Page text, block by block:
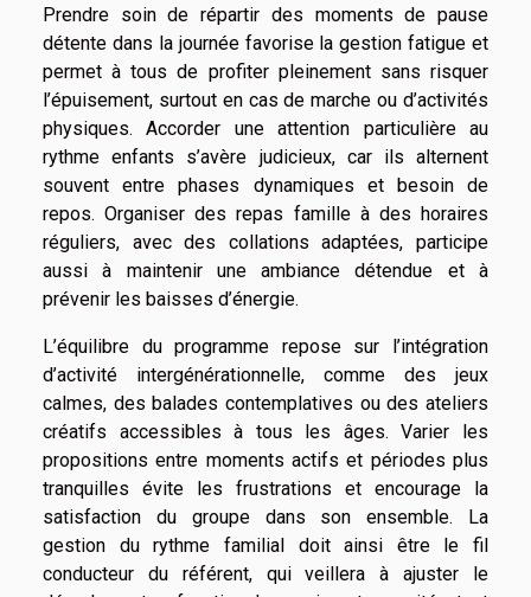
Prendre soin de répartir des moments de pause
détente dans la journée favorise la gestion fatigue et
permet à tous de profiter pleinement sans risquer
l’épuisement, surtout en cas de marche ou d’activités
physiques. Accorder une attention particulière au
rythme enfants s’avère judicieux, car ils alternent
souvent entre phases dynamiques et besoin de
repos. Organiser des repas famille à des horaires
réguliers, avec des collations adaptées, participe
aussi à maintenir une ambiance détendue et à
prévenir les baisses d’énergie.
L’équilibre du programme repose sur l’intégration
d’activité intergénérationnelle, comme des jeux
calmes, des balades contemplatives ou des ateliers
créatifs accessibles à tous les âges. Varier les
propositions entre moments actifs et périodes plus
tranquilles évite les frustrations et encourage la
satisfaction du groupe dans son ensemble. La
gestion du rythme familial doit ainsi être le fil
conducteur du référent, qui veillera à ajuster le